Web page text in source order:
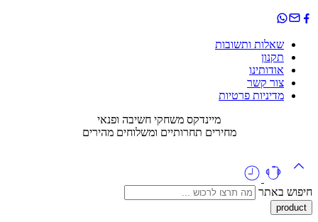
שאלות ותשובות
תקנון
אודותינו
צור קשר
מדיניות פרטיות
מיינדקס משחקי חשיבה ופנאי
מחירים תחרותיים ומשלוחים מהירים
חיפוש באתר